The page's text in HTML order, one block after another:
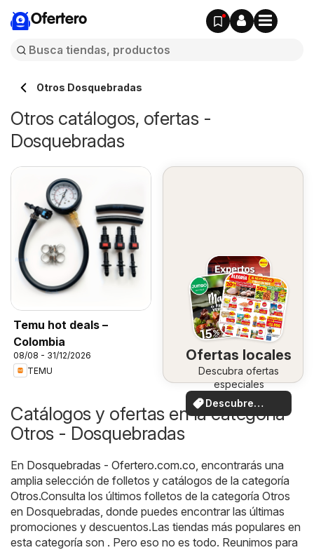
Ofertero
Otros Dosquebradas
Otros catálogos, ofertas -
Dosquebradas
Temu hot deals –
Colombia
08/08 - 31/12/2026
TEMU
Ofertas locales
Descubra ofertas
especiales
Descubre
ofertas
Catálogos y ofertas en la categoría
Otros - Dosquebradas
En Dosquebradas - Ofertero.com.co, encontrarás una
amplia selección de folletos y catálogos de la categoría
Otros.Consulta los últimos folletos de la categoría Otros
en Dosquebradas, donde puedes encontrar las últimas
promociones y descuentos.Las tiendas más populares en
esta categoría son . Pero eso no es todo. Reunimos para